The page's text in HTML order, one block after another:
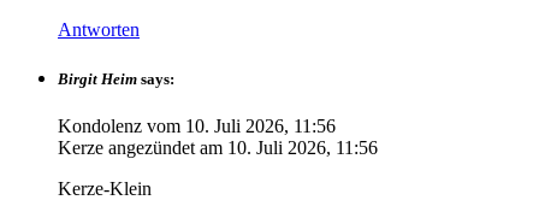
Antworten
Birgit Heim says:
Kondolenz vom 10. Juli 2026, 11:56
Kerze angezündet am 10. Juli 2026, 11:56
Kerze-Klein